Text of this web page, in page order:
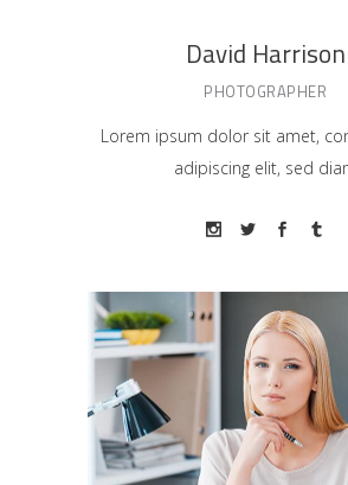
David Harrison
PHOTOGRAPHER
Lorem ipsum dolor sit amet,
adipiscing elit, sed